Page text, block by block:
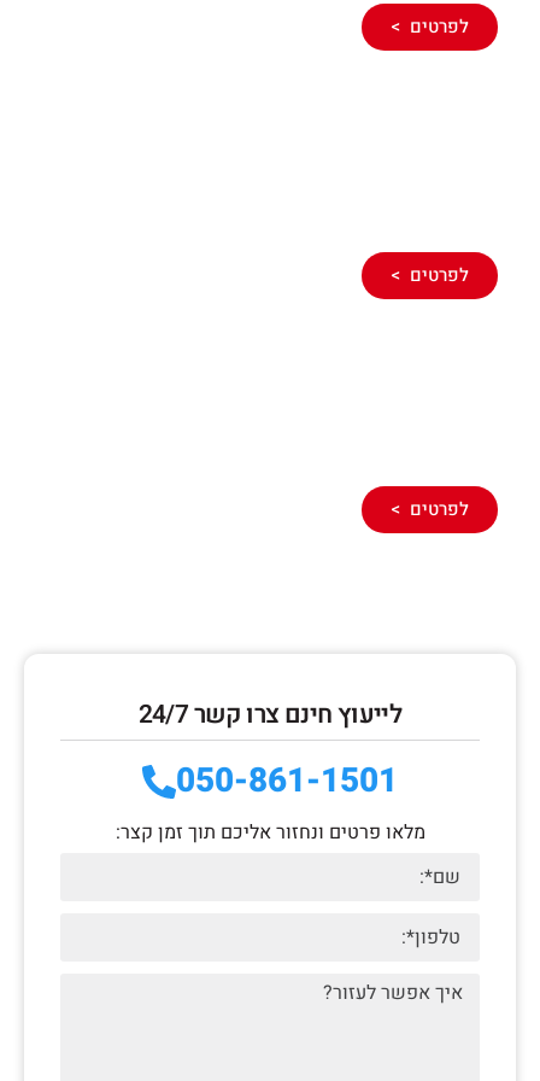
לפרטים >
לפרטים >
לפרטים >
לייעוץ חינם צרו קשר 24/7
050-861-1501
מלאו פרטים ונחזור אליכם תוך זמן קצר: